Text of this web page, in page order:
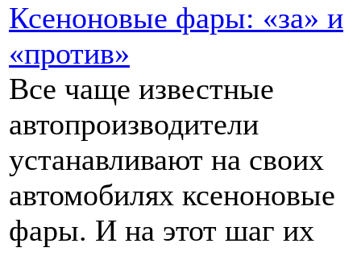
Ксеноновые фары: «за» и
«против»
Все чаще известные
автопроизводители
устанавливают на своих
автомобилях ксеноновые
фары. И на этот шаг их